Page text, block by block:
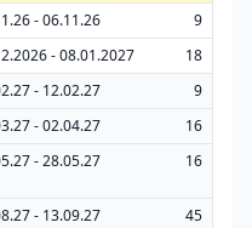
- 06.11.26
9
- 08.01.2027
18
- 12.02.27
9
- 02.04.27
16
- 28.05.27 16
- 13.09.27
45